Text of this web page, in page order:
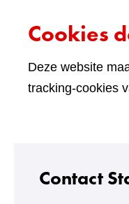
Cookies
Deze website
tracking-cookies
Contact